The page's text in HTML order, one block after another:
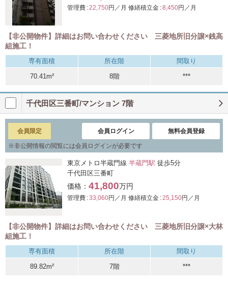
管理費 :22,750円／月 修繕積立金 :8,450円／月
【非公開物件】詳細はお問い合わせください 三菱地所旧分譲×銭高
組施工！
専有面積 所在階
間取り
70.41m²
8階 ***
千代田区三番町/マンション 7階
会員限定 会員ログイン 無料会員登録
※非公開情報の閲覧には会員ログインが必要です
東京メトロ半蔵門線 半蔵門駅 徒歩5分
千代田区三番町
価格： 41,800万円
管理費 :33,060円／月 修繕積立金 :25,150円／月
【非公開物件】詳細はお問い合わせください 三菱地所旧分譲×大林
組施工！
専有面積 所在階
間取り
89.82m²
7階 ***